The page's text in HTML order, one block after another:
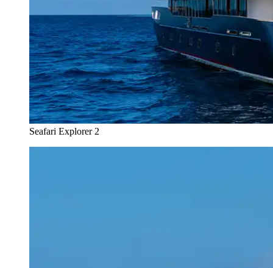
Seafari Explorer 2